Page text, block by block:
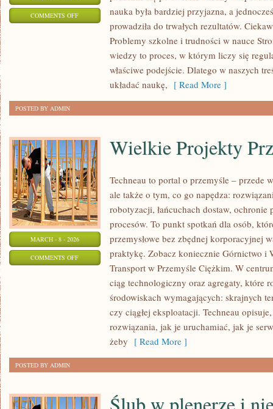
COMMENTS OFFON
nauka była bardziej przyjazna, a
prowadziła do trwałych rezultatów.
Problemy szkolne i trudności w nauce
wiedzy to proces, w którym liczy się
właściwe podejście. Dlatego w naszych
układać naukę, [ Read More ]
POSTED BY ADMIN
MARCH - 8 - 2026
COMMENTS OFFON
PRZEMYSŁOWE
Wielkie Projekty
Techneau to portal o przemyśle – przede
ale także o tym, co go napędza:
robotyzacji, łańcuchach dostaw, ochronie
procesów. To punkt spotkań dla osób,
przemysłowe bez zbędnej korporacyjnej
praktykę. Zobacz koniecznie Górnictwo i
Transport w Przemyśle Ciężkim. W
ciąg technologiczny oraz agregaty, które
środowiskach wymagających: skrajnych
czy ciągłej eksploatacji. Techneau
rozwiązania, jak je uruchamiać, jak je
żeby [ Read More ]
POSTED BY ADMIN